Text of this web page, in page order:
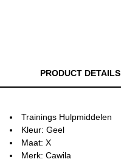
PRODUCT DETAILS
Trainings Hulpmiddelen
Kleur: Geel
Maat: X
Merk: Cawila